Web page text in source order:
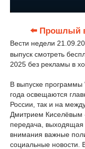
⬅️ Прошлый
Вести недели
выпуск смотреть
2025 без рекламы в
В выпуске программы
года освещаются
России, так и на
Дмитрием Киселёвым
передача, выходящая
внимания важные
социальные новости.